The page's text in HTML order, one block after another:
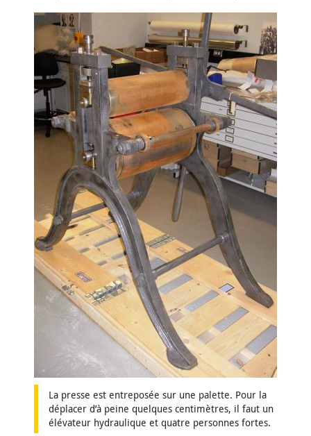
La presse est entreposée sur une palette. Pour la
déplacer d’à peine quelques centimètres, il faut un
élévateur hydraulique et quatre personnes fortes.